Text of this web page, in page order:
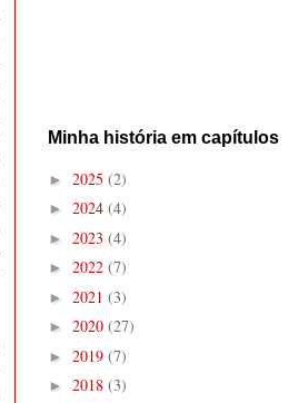
Minha história em capítulos
► 2025 (2)
► 2024 (4)
► 2023 (4)
► 2022 (7)
► 2021 (3)
► 2020 (27)
► 2019 (7)
► 2018 (3)